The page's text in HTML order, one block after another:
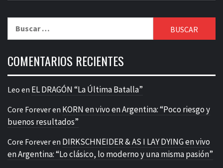
COMENTARIOS RECIENTES
Leo en EL DRAGÓN “La Última Batalla”
Core Foreveren KORN en vivo en Argentina: “Poco riesgo y
buenos resultados”
Core Foreveren DIRKSCHNEIDER & AS I LAY DYING en vivo
en Argentina: “Lo clásico, lo moderno y una misma pasión”